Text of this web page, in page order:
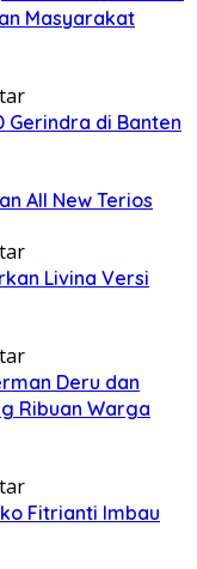
Masyarakat
Gerindra di Banten
All New Terios
Livina Versi
Deru dan
Ribuan Warga
Fitrianti Imbau